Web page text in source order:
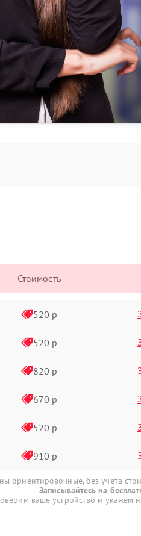
Стоимость
520 р
520 р
820 р
670 р
520 р
910 р
ориентировочные, без учета
Записывайтесь на
ваше устройство и укажем